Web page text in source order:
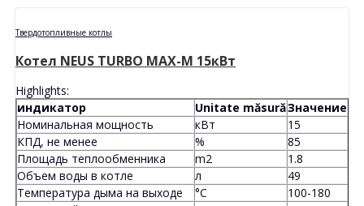
Твердотопливные котлы
Котел NEUS TURBO MAX-M 15кВт
Highlights:
индикатор
Unitate măsurăЗначение
Номинальная мощность
кВт
15
КПД, не менее
%
85
Площадь теплообменника
m2
1.8
Объем воды в котле
л
49
Температура дыма на выходе
°C
100-180